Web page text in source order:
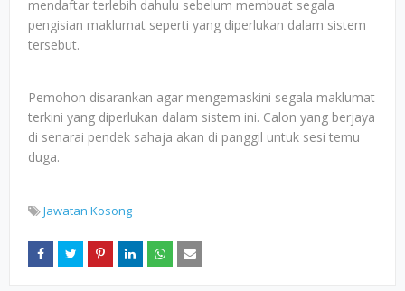
mendaftar terlebih dahulu sebelum membuat segala
pengisian maklumat seperti yang diperlukan dalam sistem
tersebut.
Pemohon disarankan agar mengemaskini segala maklumat
terkini yang diperlukan dalam sistem ini. Calon yang berjaya
di senarai pendek sahaja akan di panggil untuk sesi temu
duga.
Jawatan Kosong